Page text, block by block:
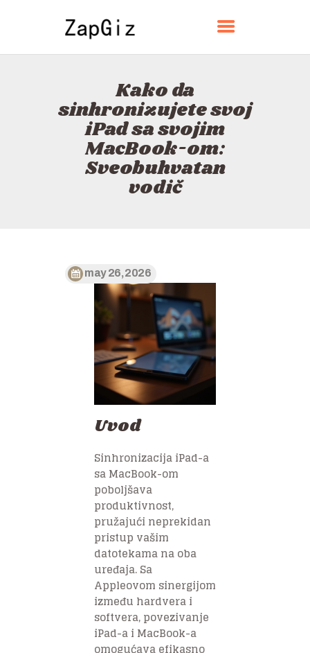
Kako da
sinhronizujete svoj
iPad sa svojim
MacBook-om:
Sveobuhvatan
vodič
ZAPGIZ
О
КОНТАКТ
ПОЛИТИКА
СРПСКИ ЈЕЗИК
may 26, 2026
Uvod
Sinhronizacija iPad-a
sa MacBook-om
poboljšava
produktivnost,
pružajući neprekidan
pristup vašim
datotekama na oba
uređaja. Sa
Appleovom sinergijom
između hardvera i
softvera, povezivanje
iPad-a i MacBook-a
omogućava efikasno